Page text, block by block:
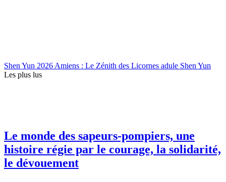
Shen Yun 2026 Amiens : Le Zénith des Licornes adule Shen Yun
Les plus lus
Le monde des sapeurs-pompiers, une
histoire régie par le courage, la solidarité,
le dévouement